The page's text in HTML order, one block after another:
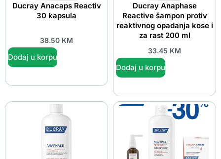
Ducray Anacaps Reactiv
30 kapsula
38.50 KM
Dodaj u korpu
Ducray Anaphase
Reactive šampon protiv
reaktivnog opadanja kose i
za rast 200 ml
33.45 KM
Dodaj u korpu